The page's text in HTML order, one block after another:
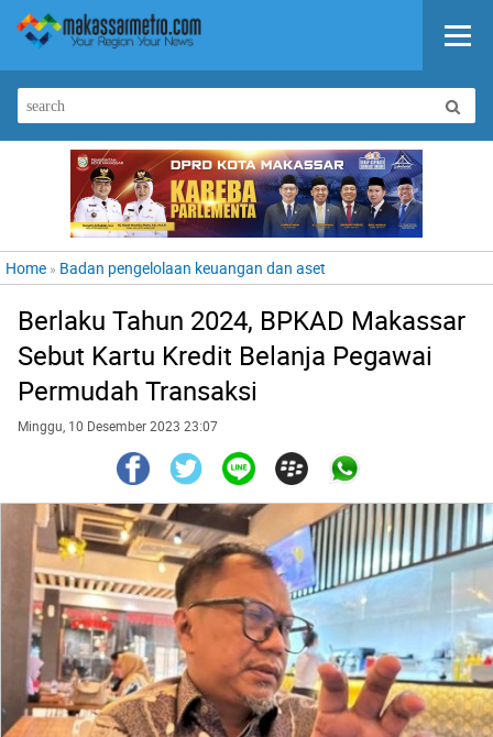
Home » Badan pengelolaan keuangan dan aset
Berlaku Tahun 2024, BPKAD Makassar
Sebut Kartu Kredit Belanja Pegawai
Permudah Transaksi
Minggu, 10 Desember 2023 23:07